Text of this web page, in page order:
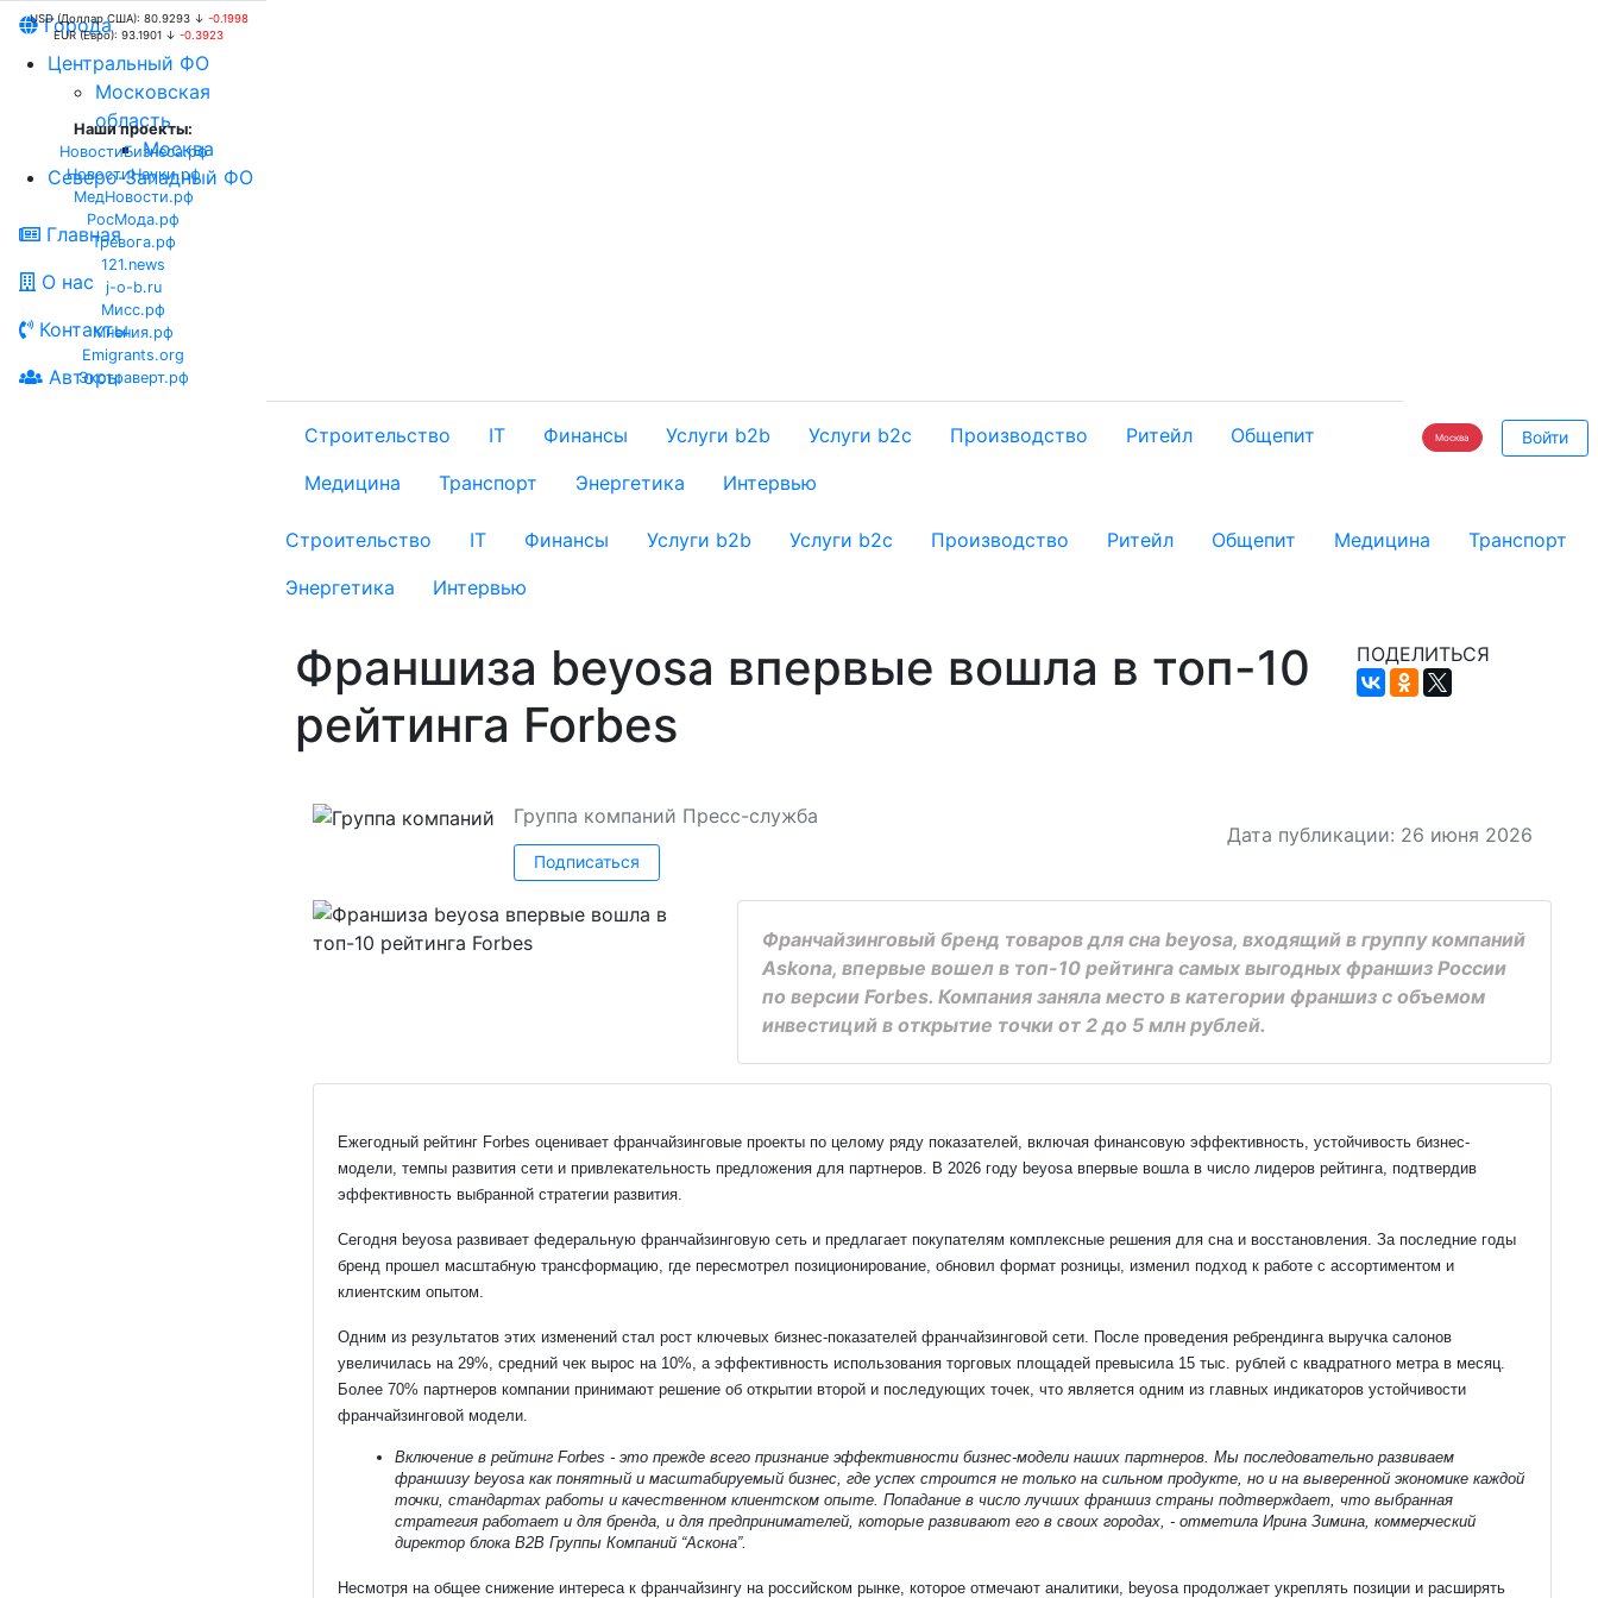
USD (Доллар США): 80.9293 ↓ -0.1998
EUR (Евро): 93.1901 ↓ -0.3923
Города
Центральный ФО
Московская
область
Москва
Северо-Западный ФО
Главная
О нас
Контакты
Авторы
Наши проекты:
НовостиБизнеса.рф
НовостиНауки.рф
МедНовости.рф
РосМода.рф
Тревога.рф
121.news
j-o-b.ru
Мисс.рф
Мнения.рф
Emigrants.org
Экстраверт.рф
Строительство IT Финансы Услуги b2b Услуги b2c Производство Ритейл
Общепит
Медицина
Транспорт Энергетика Интервью
Москва Войти
Строительство IT Финансы Услуги b2b Услуги b2c Производство Ритейл Общепит Медицина
Транспорт
Энергетика
Интервью
Франшиза beyosa впервые вошла в топ-10
рейтинга Forbes
ПОДЕЛИТЬСЯ
Группа компаний Пресс-служба
Подписаться
Дата публикации: 26 июня 2026
Франчайзинговый бренд товаров для сна beyosa, входящий в группу компаний
Askona, впервые вошел в топ-10 рейтинга самых выгодных франшиз России
по версии Forbes. Компания заняла место в категории франшиз с объемом
инвестиций в открытие точки от 2 до 5 млн рублей.
Ежегодный рейтинг Forbes оценивает франчайзинговые проекты по целому ряду показателей, включая финансовую эффективность, устойчивость бизнес-
модели, темпы развития сети и привлекательность предложения для партнеров. В 2026 году beyosa впервые вошла в число лидеров рейтинга, подтвердив
эффективность выбранной стратегии развития.
Сегодня beyosa развивает федеральную франчайзинговую сеть и предлагает покупателям комплексные решения для сна и восстановления. За последние годы
бренд прошел масштабную трансформацию, где пересмотрел позиционирование, обновил формат розницы, изменил подход к работе с ассортиментом и
клиентским опытом.
Одним из результатов этих изменений стал рост ключевых бизнес-показателей франчайзинговой сети. После проведения ребрендинга выручка салонов
увеличилась на 29%, средний чек вырос на 10%, а эффективность использования торговых площадей превысила 15 тыс. рублей с квадратного метра в месяц.
Более 70% партнеров компании принимают решение об открытии второй и последующих точек, что является одним из главных индикаторов устойчивости
франчайзинговой модели.
Включение в рейтинг Forbes - это прежде всего признание эффективности бизнес-модели наших партнеров. Мы последовательно развиваем
франшизу beyosa как понятный и масштабируемый бизнес, где успех строится не только на сильном продукте, но и на выверенной экономике каждой
точки, стандартах работы и качественном клиентском опыте. Попадание в число лучших франшиз страны подтверждает, что выбранная
стратегия работает и для бренда, и для предпринимателей, которые развивают его в своих городах, - отметила Ирина Зимина, коммерческий
директор блока B2B Группы Компаний “Аскона”.
Несмотря на общее снижение интереса к франчайзингу на российском рынке, которое отмечают аналитики, beyosa продолжает укреплять позиции и расширять